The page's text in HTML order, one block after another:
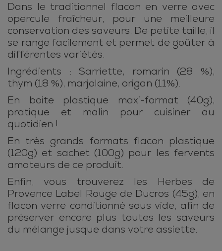
Dans le traditionnel flacon en verre avec
opercule fraîcheur, pour une meilleure
conservation des saveurs. De petite taille, il
se range facilement et permet de goûter à
différentes variétés.
Ingrédients : Sarriette, romarin (28 %),
thym (18 %), marjolaine, origan (11%).
En boite plastique maxi-format (40g),
pratique et malin pour cuisiner au
quotidien !
En très grands formats flacon plastique
(120g) et sachet (100g) pour les fervents
amateurs de ce produit.
Enfin, vous trouverez les Herbes de
Provence Label Rouge de Ducros (45g), en
flacon verre conditionné sous vide, afin de
préserver encore plus toutes les saveurs
du mélange jusque dans votre assiette.